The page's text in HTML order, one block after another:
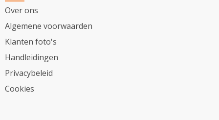
Over ons
Algemene voorwaarden
Klanten foto's
Handleidingen
Privacybeleid
Cookies